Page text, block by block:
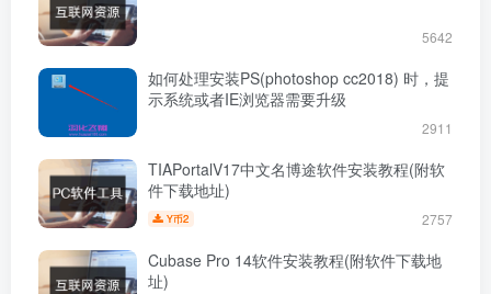
5642
如何处理安装PS(photoshop cc2018) 时，提
示系统或者IE浏览器需要升级
2911
TIAPortalV17中文名博途软件安装教程(附软
件下载地址)
Y币2 2757
Cubase Pro 14软件安装教程(附软件下载地
址)